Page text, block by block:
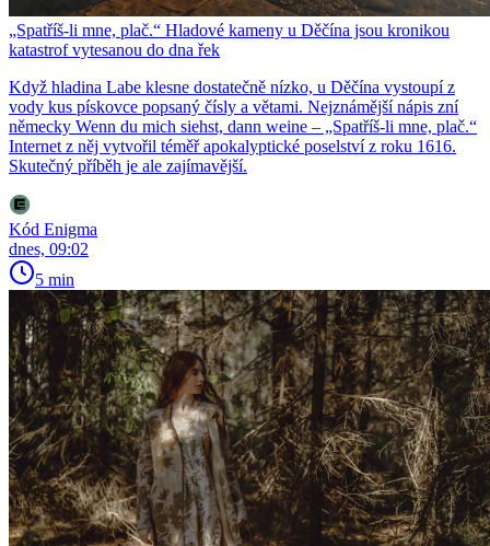
„Spatříš-li mne, plač.“ Hladové kameny u Děčína jsou kronikou
katastrof vytesanou do dna řek
Když hladina Labe klesne dostatečně nízko, u Děčína vystoupí z
vody kus pískovce popsaný čísly a větami. Nejznámější nápis zní
německy Wenn du mich siehst, dann weine – „Spatříš-li mne, plač.“
Internet z něj vytvořil téměř apokalyptické poselství z roku 1616.
Skutečný příběh je ale zajímavější.
Kód Enigma
dnes, 09:02
5 min